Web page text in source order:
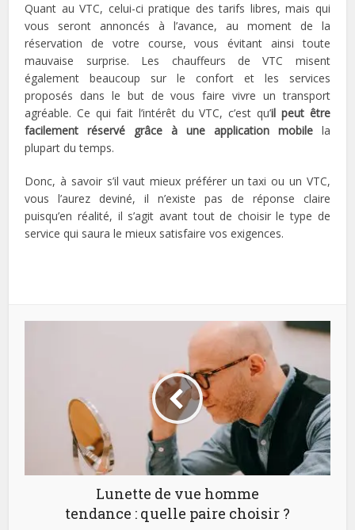
Quant au VTC, celui-ci pratique des tarifs libres, mais qui
vous seront annoncés à l’avance, au moment de la
réservation de votre course, vous évitant ainsi toute
mauvaise surprise. Les chauffeurs de VTC misent
également beaucoup sur le confort et les services
proposés dans le but de vous faire vivre un transport
agréable. Ce qui fait l’intérêt du VTC, c’est qu’il peut être
facilement réservé grâce à une application mobilela
plupart du temps.
Donc, à savoir s’il vaut mieux préférer un taxi ou un VTC,
vous l’aurez deviné, il n’existe pas de réponse claire
puisqu’en réalité, il s’agit avant tout de choisir le type de
service qui saura le mieux satisfaire vos exigences.
Lunette de vue homme
tendance : quelle paire choisir ?